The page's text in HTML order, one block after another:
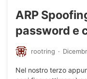
ARP
password e
rootring ·
Nel nostro terzo